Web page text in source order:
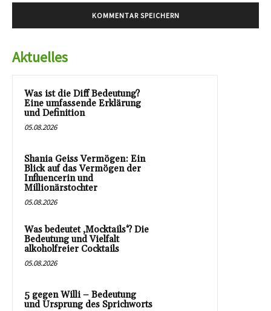
Aktuelles
Was ist die Diff Bedeutung?
Eine umfassende Erklärung
und Definition
05.08.2026
Shania Geiss Vermögen: Ein
Blick auf das Vermögen der
Influencerin und
Millionärstochter
05.08.2026
Was bedeutet ‚Mocktails‘? Die
Bedeutung und Vielfalt
alkoholfreier Cocktails
05.08.2026
5 gegen Willi – Bedeutung
und Ursprung des Sprichworts